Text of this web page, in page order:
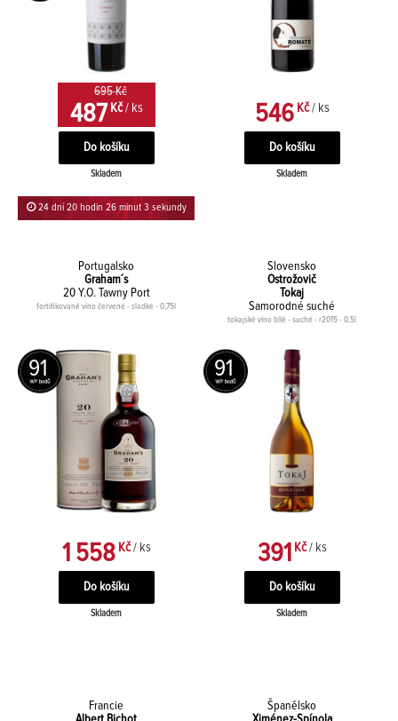
695 Kč
487Kč / ks
Skladem
24 dní 20 hodin 26 minut 2 sekundy
546 Kč / ks
Skladem
Portugalsko
Graham´s
20 Y.O. Tawny Port
fortifikované víno červené - sladké - 0,75l
91
1 558Kč / ks
Skladem
Slovensko
Ostrožovič
Tokaj
Samorodné suché
tokajské víno bílé - suché - r2015 - 0,5l
91
391 Kč / ks
Skladem
Francie
Španělsko